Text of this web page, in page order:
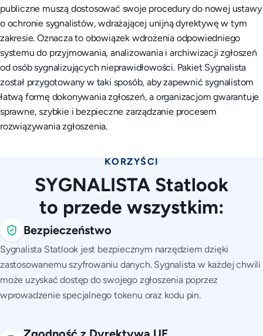
publiczne muszą dostosować swoje procedury do nowej ustawy
o ochronie sygnalistów, wdrażającej unijną dyrektywę w tym
zakresie. Oznacza to obowiązek wdrożenia odpowiedniego
systemu do przyjmowania, analizowania i archiwizacji zgłoszeń
od osób sygnalizujących nieprawidłowości. Pakiet Sygnalista
został przygotowany w taki sposób, aby zapewnić sygnalistom
łatwą formę dokonywania zgłoszeń, a organizacjom gwarantuje
sprawne, szybkie i bezpieczne zarządzanie procesem
rozwiązywania zgłoszenia.
KORZYŚCI
SYGNALISTA Statlook
to przede wszystkim:
Bezpieczeństwo
Sygnalista Statlook jest bezpiecznym narzędziem dzięki
zastosowanemu szyfrowaniu danych. Sygnalista w każdej chwili
może uzyskać dostęp do swojego zgłoszenia poprzez
wprowadzenie specjalnego tokenu oraz kodu pin.